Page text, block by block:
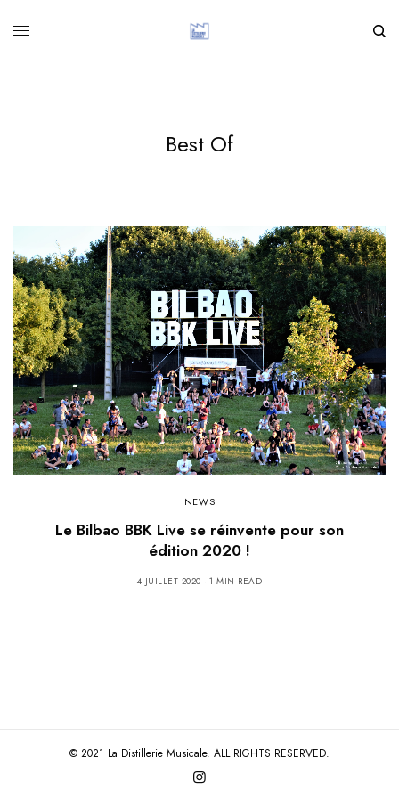
Best Of
NEWS
Le Bilbao BBK Live se réinvente pour son
édition 2020 !
4 JUILLET 2020 1 MIN READ
© 2021 La Distillerie Musicale. ALL RIGHTS RESERVED.